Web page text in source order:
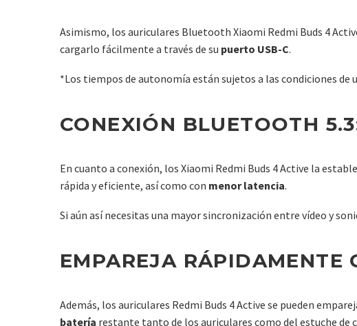
Asimismo, los auriculares Bluetooth Xiaomi Redmi Buds 4
cargarlo fácilmente a través de su puerto USB-C.
*Los tiempos de autonomía están sujetos a las condiciones
CONEXIÓN BLUETOOTH
En cuanto a conexión, los Xiaomi Redmi Buds 4 Active la
rápida y eficiente, así como con menor latencia.
Si aún así necesitas una mayor sincronización entre vídeo y
EMPAREJA RÁPIDAMENTE
Además, los auriculares Redmi Buds 4 Active se pueden
batería restante tanto de los auriculares como del estuche de